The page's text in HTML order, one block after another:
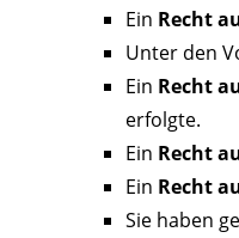
Ein Recht
Unter den
Ein Recht
erfolgte.
Ein Recht
Ein Recht
Sie haben